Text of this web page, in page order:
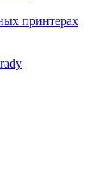
принтерах